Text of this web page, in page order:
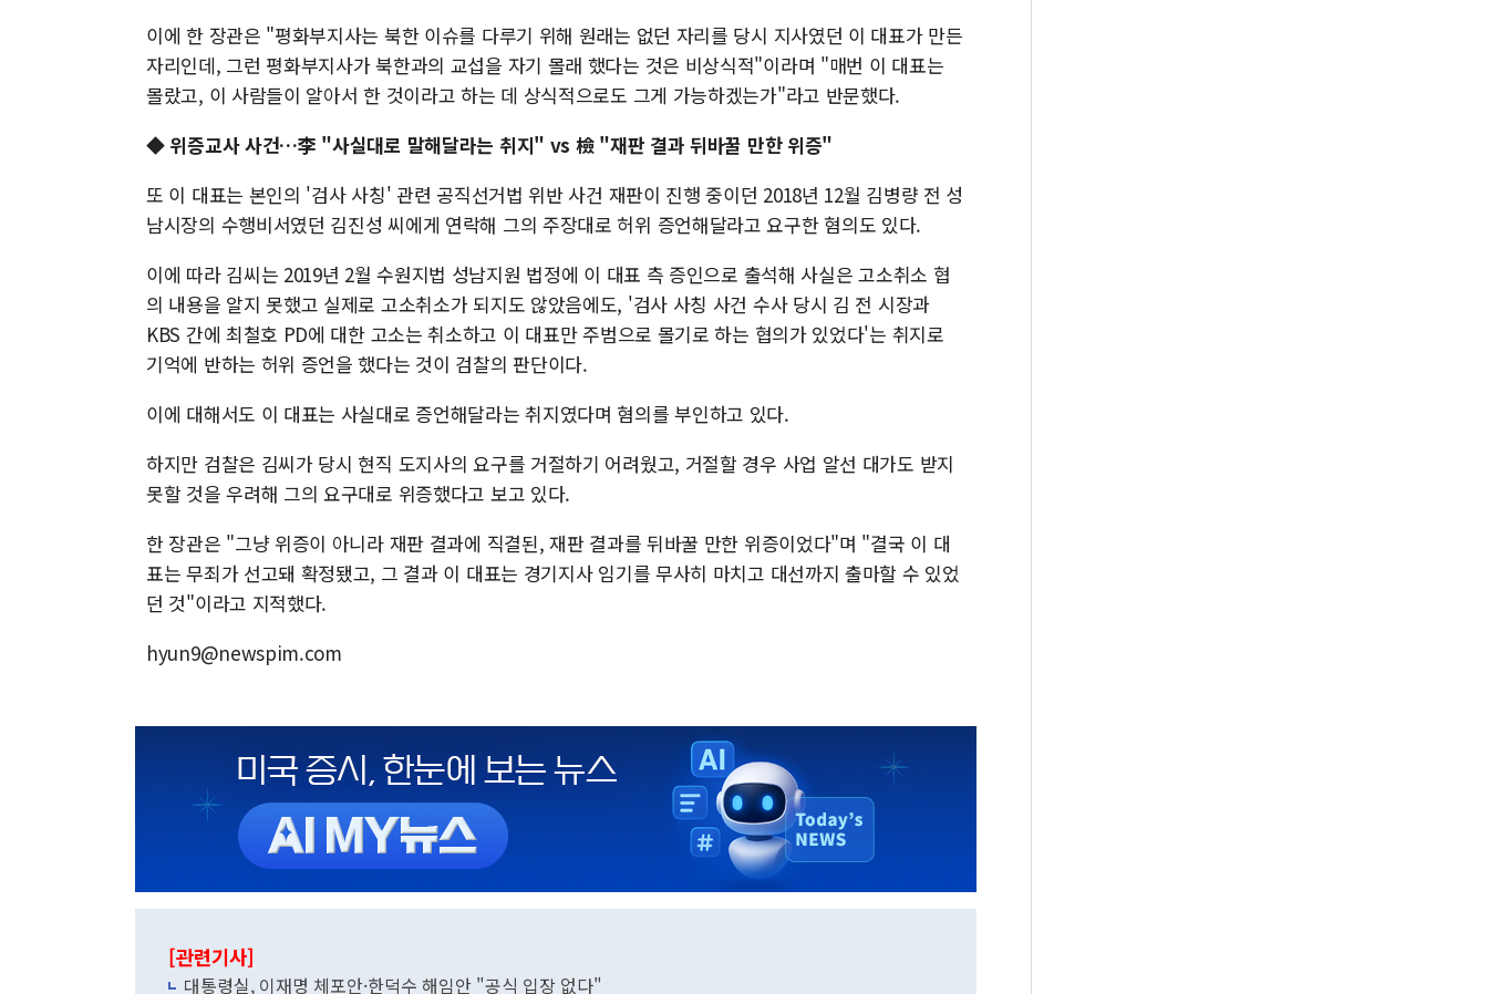
이에 한 장관은 "평화부지사는 북한 이슈를 다루기 위해 원래는 없던 자리를 당시 지사였던 이 대표가 만든
자리인데, 그런 평화부지사가 북한과의 교섭을 자기 몰래 했다는 것은 비상식적"이라며 "매번 이 대표는
몰랐고, 이 사람들이 알아서 한 것이라고 하는 데 상식적으로도 그게 가능하겠는가"라고 반문했다.
◆ 위증교사 사건…李 "사실대로 말해달라는 취지" vs 檢 "재판 결과 뒤바꿀 만한 위증"
또 이 대표는 본인의 '검사 사칭' 관련 공직선거법 위반 사건 재판이 진행 중이던 2018년 12월 김병량 전 성
남시장의 수행비서였던 김진성 씨에게 연락해 그의 주장대로 허위 증언해달라고 요구한 혐의도 있다.
이에 따라 김씨는 2019년 2월 수원지법 성남지원 법정에 이 대표 측 증인으로 출석해 사실은 고소취소 협
의 내용을 알지 못했고 실제로 고소취소가 되지도 않았음에도, '검사 사칭 사건 수사 당시 김 전 시장과
KBS 간에 최철호 PD에 대한 고소는 취소하고 이 대표만 주범으로 몰기로 하는 협의가 있었다'는 취지로
기억에 반하는 허위 증언을 했다는 것이 검찰의 판단이다.
이에 대해서도 이 대표는 사실대로 증언해달라는 취지였다며 혐의를 부인하고 있다.
하지만 검찰은 김씨가 당시 현직 도지사의 요구를 거절하기 어려웠고, 거절할 경우 사업 알선 대가도 받지
못할 것을 우려해 그의 요구대로 위증했다고 보고 있다.
한 장관은 "그냥 위증이 아니라 재판 결과에 직결된, 재판 결과를 뒤바꿀 만한 위증이었다"며 "결국 이 대
표는 무죄가 선고돼 확정됐고, 그 결과 이 대표는 경기지사 임기를 무사히 마치고 대선까지 출마할 수 있었
던 것"이라고 지적했다.
hyun9@newspim.com
[관련기사]
대통령실, 이재명 체포안·한덕수 해임안 "공식 입장 없다"